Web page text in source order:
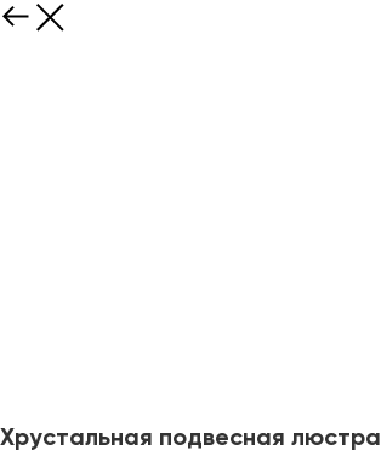
Хрустальная подвесная люстра